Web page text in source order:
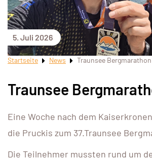
5. Juli 2026
Startseite News Traunsee Bergmarathon
Traunsee
Eine Woche nach dem
die Pruckis zum 37.Traunsee
Die Teilnehmer mussten rund um